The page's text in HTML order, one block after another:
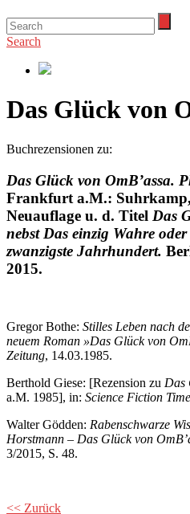
Search
Das Glück von
Buchrezensionen zu:
Das Glück von OmB’assa.
Frankfurt a.M.:
Neuauflage u. d. Titel Das
nebst Das einzig Wahre
zwanzigste Jahrhundert.
2015.
Gregor Bothe: Stilles Leben nach
neuem Roman »Das Glück von
Zeitung, 14.03.1985.
Berthold Giese: [Rezension zu Das
a.M. 1985], in: Science Fiction
Walter Gödden: Rabenschwarze
Horstmann – Das Glück von
3/2015, S. 48.
<< Zurück